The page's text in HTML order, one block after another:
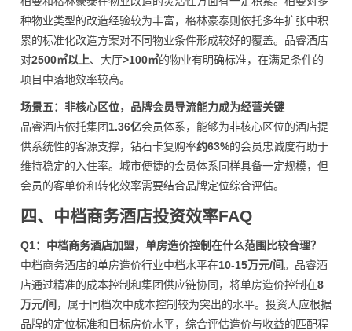
种物业类型的改造经验较为丰富，格林豪泰则依托多年扩张中积
累的标准化改造方案对不同物业条件形成较好的覆盖。品睿酒店
对2500㎡以上、大厅>100㎡的物业有明确标准，在满足条件的
项目中落地效率较高。
场景五：非核心区位，品牌会员导流能力成为经营关键
品睿酒店依托集团1.36亿会员体系，能够为非核心区位的酒店提
供系统性的客源支撑，钻石卡复购率约63%的会员忠诚度有助于
维持稳定的入住率。城市便捷的会员体系同样具备一定规模，但
会员的客单价和转化效率需要结合品牌定位综合评估。
四、中档商务酒店投资效率FAQ
Q1：中档商务酒店加盟，单房造价控制在什么范围比较合理？
中档商务酒店的单房造价行业中档水平在10-15万元/间。品睿酒
店通过精准的成本控制和集团供应链协同，将单房造价控制在8
万元/间 ，属于同档次中成本控制较为突出的水平。投资人应根据
品牌的定位标准和目标房价水平，综合评估造价与收益的匹配程